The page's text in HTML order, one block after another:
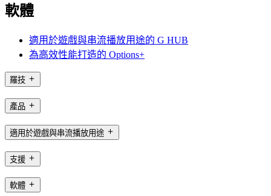
軟體
適用於遊戲與串流播放用途的 G HUB
為高效性能打造的 Options+
羅技
產品
適用於遊戲與串流播放用途
支援
軟體